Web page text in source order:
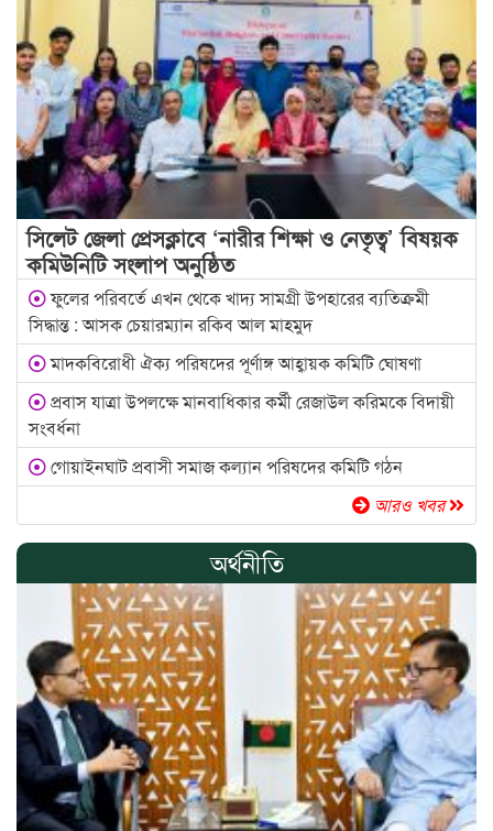
সিলেট জেলা প্রেসক্লাবে ‘নারীর শিক্ষা ও নেতৃত্ব’ বিষয়ক
কমিউনিটি সংলাপ অনুষ্ঠিত
ফুলের পরিবর্তে এখন থেকে খাদ্য সামগ্রী উপহারের ব্যতিক্রমী
সিদ্ধান্ত : আসক চেয়ারম্যান রকিব আল মাহমুদ
মাদকবিরোধী ঐক্য পরিষদের পূর্ণাঙ্গ আহ্বায়ক কমিটি ঘোষণা
প্রবাস যাত্রা উপলক্ষে মানবাধিকার কর্মী রেজাউল করিমকে বিদায়ী
সংবর্ধনা
গোয়াইনঘাট প্রবাসী সমাজ কল্যান পরিষদের কমিটি গঠন
আরও খবর
অর্থনীতি